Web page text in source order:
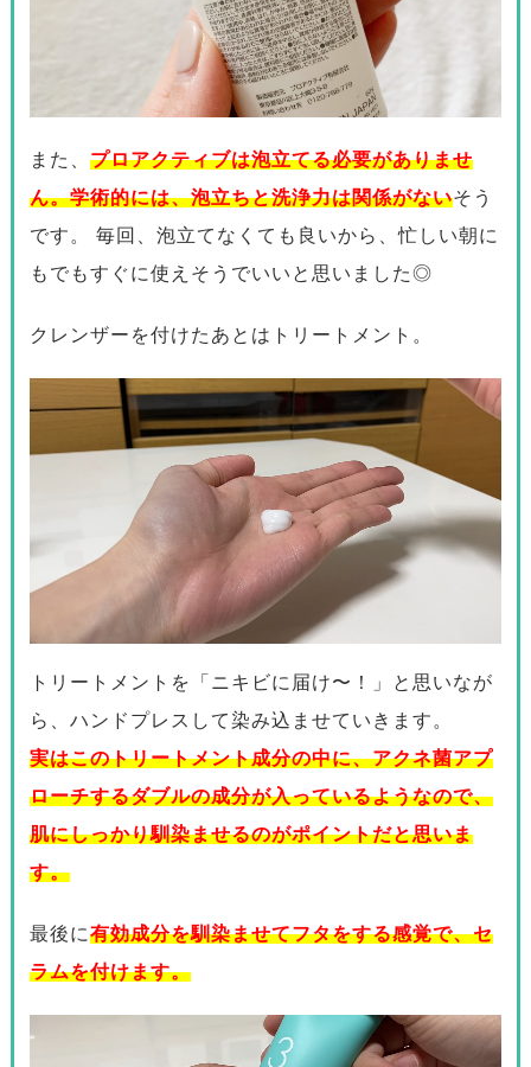
また、 プロアクティブは泡立てる必要がありませ
ん。学術的には、泡立ちと洗浄力は関係がないそう
です。 毎回、泡立てなくても良いから、忙しい朝に
もでもすぐに使えそうでいいと思いました◎
クレンザーを付けたあとはトリートメント。
※イメージで通常使用量より多めに出しています。
トリートメントを「ニキビに届け〜！」と思いなが
ら、ハンドプレスして染み込ませていきます。
実はこのトリートメント成分の中に、アクネ菌アプ
ローチするダブルの成分が入っているようなので、
肌にしっかり馴染ませるのがポイントだと思いま
す。
最後に有効成分を馴染ませてフタをする感覚で、セ
ラムを付けます。